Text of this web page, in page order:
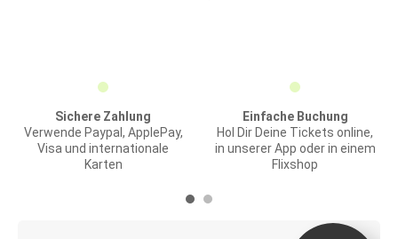
Sichere Zahlung
Verwende Paypal, ApplePay,
Visa und internationale
Karten
Einfache Buchung
Hol Dir Deine Tickets online,
in unserer App oder in einem
Flixshop